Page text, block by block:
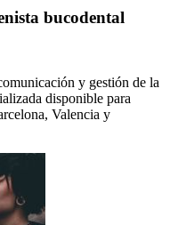
bucodental
y gestión de la
disponible para
Valencia y